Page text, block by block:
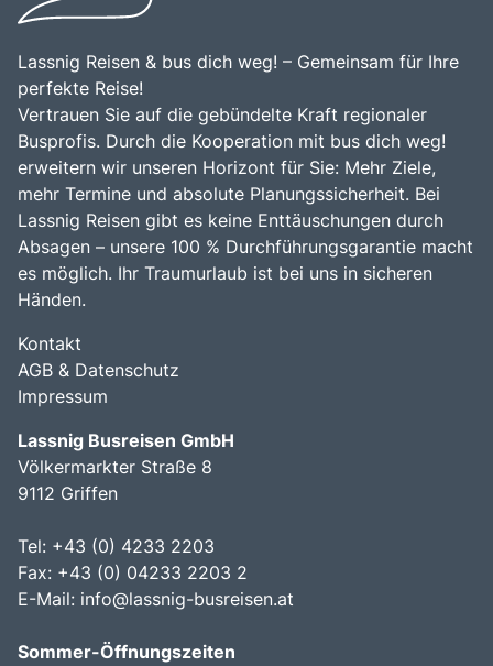
Bus mieten
Kontakt
Lassnig Reisen & bus dich weg! – Gemeinsam für Ihre
perfekte Reise!
Vertrauen Sie auf die gebündelte Kraft regionaler
Busprofis. Durch die Kooperation mit bus dich weg!
erweitern wir unseren Horizont für Sie: Mehr Ziele,
mehr Termine und absolute Planungssicherheit. Bei
Lassnig Reisen gibt es keine Enttäuschungen durch
Absagen – unsere 100 % Durchführungsgarantie macht
es möglich. Ihr Traumurlaub ist bei uns in sicheren
Händen.
Kontakt
AGB & Datenschutz
Impressum
Lassnig Busreisen GmbH
Völkermarkter Straße 8
9112 Griffen
Tel: +43 (0) 4233 2203
Fax: +43 (0) 04233 2203 2
E-Mail: info@lassnig-busreisen.at
Sommer-Öffnungszeiten